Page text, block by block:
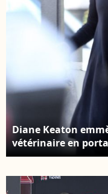
Diane Keaton
vétérinaire en
Santa Monica, Los